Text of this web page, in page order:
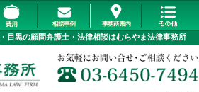
目黒の顧問弁護士・法律相談はむらやま法律事務所